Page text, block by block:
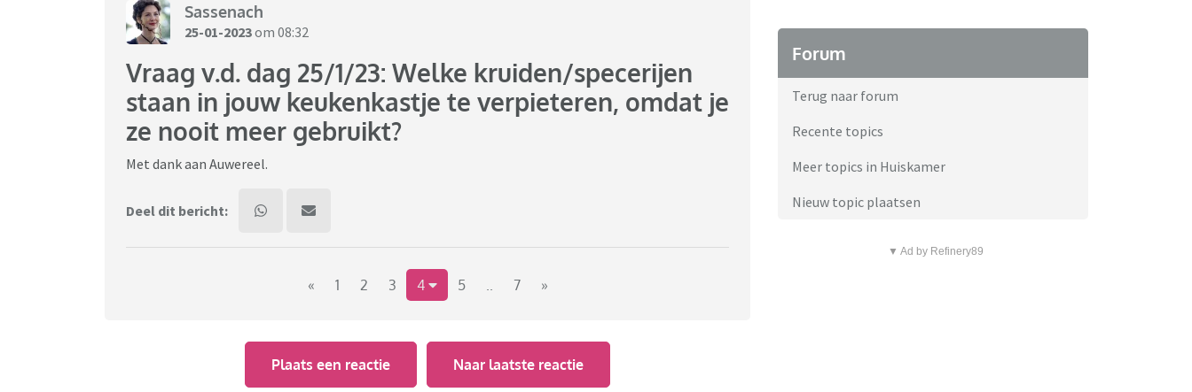
Sassenach
25-01-2023om 08:32
Vraag v.d. dag 25/1/23: Welke kruiden/specerijen
staan in jouw keukenkastje te verpieteren, omdat je
ze nooit meer gebruikt?
Met dank aan Auwereel.
Deel dit bericht:
« 1 2 3 4 5 .. 7 »
Plaats een reactie Naar laatste reactie
Forum
Terug naar forum
Recente topics
Meer topics in Huiskamer
Nieuw topic plaatsen
▼ Ad by Refinery89